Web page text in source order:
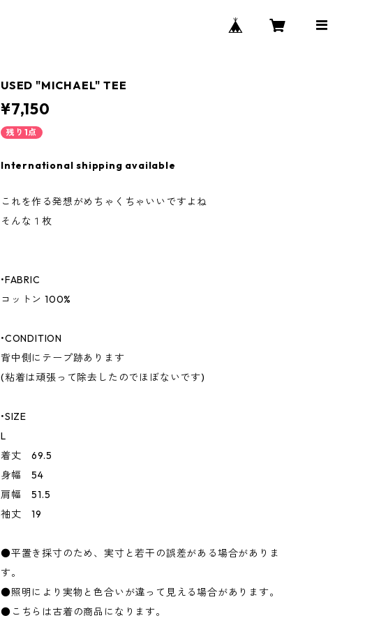
USED "MICHAEL" TEE
¥7,150
残り1点
International shipping available
これを作る発想がめちゃくちゃいいですよね
そんな１枚
•FABRIC
コットン 100%
•CONDITION
背中側にテープ跡あります
(粘着は頑張って除去したのでほぼないです)
•SIZE
L
着丈 69.5
身幅 54
肩幅 51.5
袖丈 19
●平置き採寸のため、実寸と若干の誤差がある場合がありま
す。
●照明により実物と色合いが違って見える場合があります。
●こちらは古着の商品になります。